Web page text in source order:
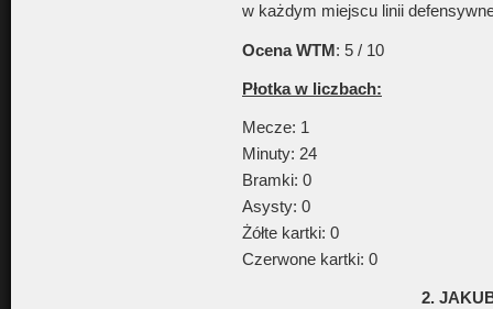
w każdym miejscu linii
Ocena WTM: 5 / 10
Płotka w liczbach:
Mecze: 1
Minuty: 24
Bramki: 0
Asysty: 0
Żółte kartki: 0
Czerwone kartki: 0
2.